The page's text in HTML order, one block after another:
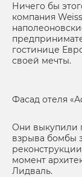
Ничего бы
компания
гостинице
своей мечты.
Фасад отеля
Они выкупили
взрыва бомбы
момент
Лидваль.